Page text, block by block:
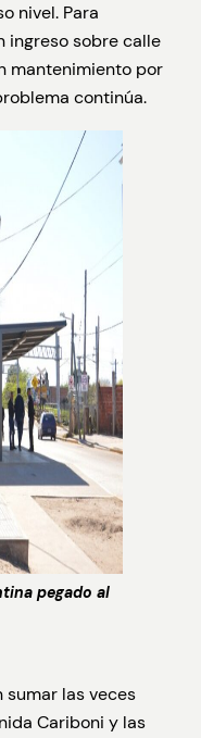
nivel. Para
ingreso sobre calle
mantenimiento por
continúa.
pegado al
las veces
Cariboni y las